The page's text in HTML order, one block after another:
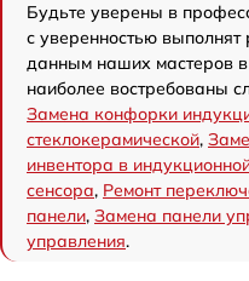
Будьте уверены в
с уверенностью выполнят
данным наших мастеров
наиболее востребованы
Замена конфорки
стеклокерамической,
инвентора в
сенсора, Ремонт
панели, Замена панели
управления.